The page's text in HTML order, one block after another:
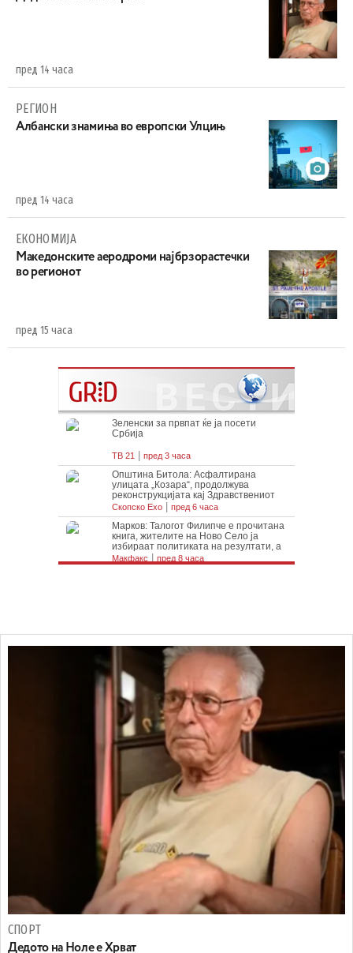
пред 14 часа
РЕГИОН
Aлбански знамиња во европски Улцињ
пред 14 часа
ЕКОНОМИЈА
Maкедонските аеродроми најбрзорастечки
во регионот
пред 15 часа
СПОРТ
Дедото на Ноле е Хрват